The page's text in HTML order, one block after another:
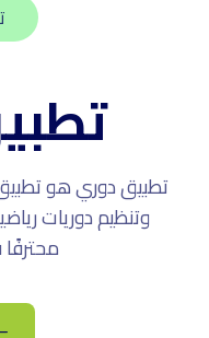
تطبيق دوري هو
وتنظيم دوريات